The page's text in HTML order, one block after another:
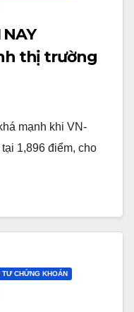
thị trường
mạnh khi VN-
1,896 điểm, cho
CHỨNG KHOÁN